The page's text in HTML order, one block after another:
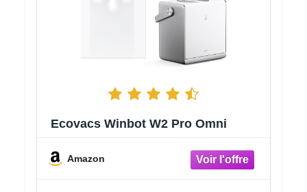
Ecovacs Winbot W2 Pro Omni
Amazon